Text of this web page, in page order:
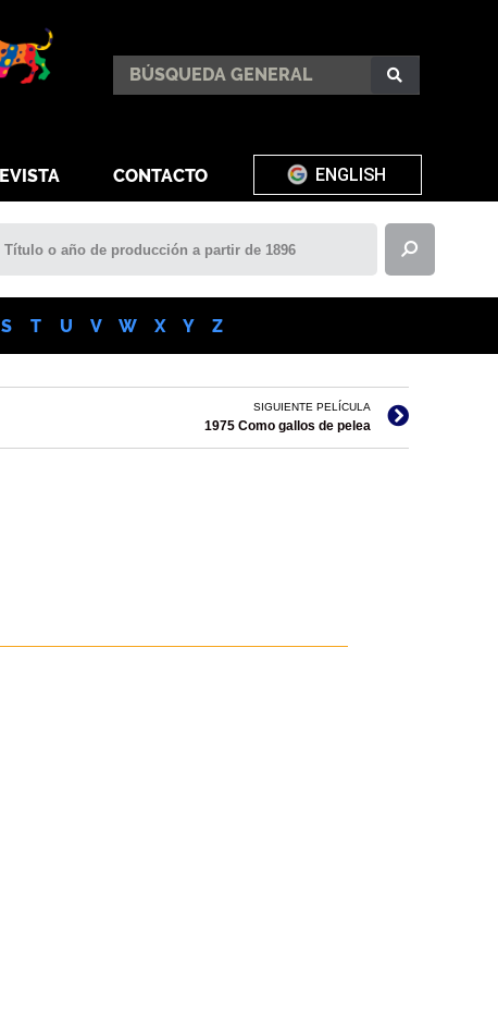
CONTACTO ENGLISH
S T U V W X Y Z
SIGUIENTE PELÍCULA
1975 Como gallos de pelea